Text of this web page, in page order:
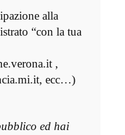
alla
“con la tua
,
ecc…)
ed hai